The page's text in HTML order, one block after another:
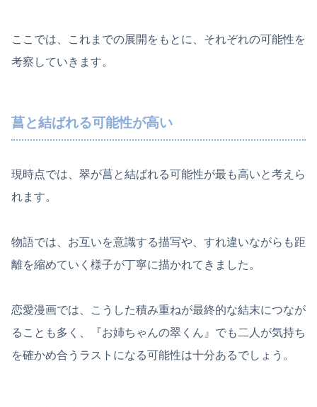
ここでは、これまでの展開をもとに、それぞれの可能性を
考察していきます。
菖と結ばれる可能性が高い
現時点では、翠が菖と結ばれる可能性が最も高いと考えら
れます。
物語では、お互いを意識する描写や、すれ違いながらも距
離を縮めていく様子が丁寧に描かれてきました。
恋愛漫画では、こうした積み重ねが最終的な結末につなが
ることも多く、『お姉ちゃんの翠くん』でも二人が気持ち
を確かめ合うラストになる可能性は十分あるでしょう。